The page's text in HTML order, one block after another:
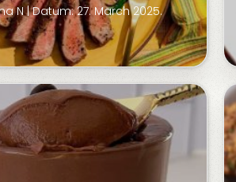
N | Datum: 27. March 2025.